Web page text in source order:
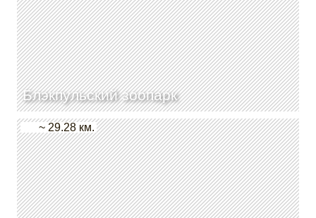
Блэкпульский зоопарк
~ 29.28 км.